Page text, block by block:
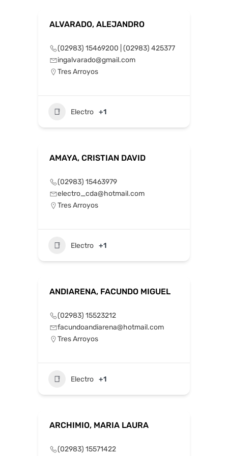
ALVARADO, ALEJANDRO
(02983) 15469200 | (02983) 425377
ingalvarado@gmail.com
Tres Arroyos
Electro +1
AMAYA, CRISTIAN DAVID
(02983) 15463979
electro_cda@hotmail.com
Tres Arroyos
Electro +1
ANDIARENA, FACUNDO MIGUEL
(02983) 15523212
facundoandiarena@hotmail.com
Tres Arroyos
Electro +1
ARCHIMIO, MARIA LAURA
(02983) 15571422